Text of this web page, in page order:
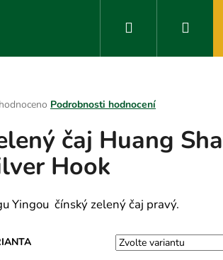
Hledat
Podrobnosti hodnocení
čaj Huang
Hook
Yingou čínský zelený čaj pravý.